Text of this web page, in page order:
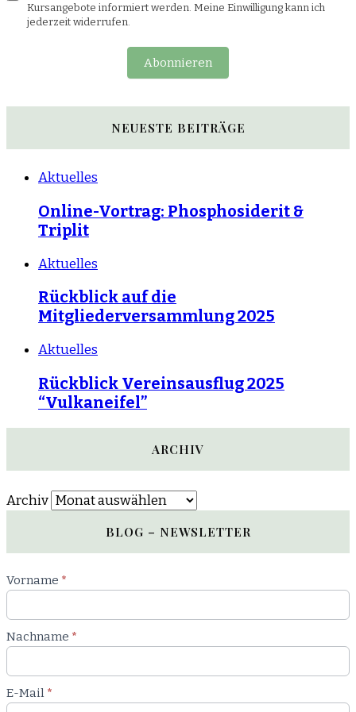
Kursangebote informiert werden. Meine Einwilligung kann ich
jederzeit widerrufen.
Abonnieren
NEUESTE BEITRÄGE
Aktuelles
Online-Vortrag: Phosphosiderit &
Triplit
Aktuelles
Rückblick auf die
Mitgliederversammlung 2025
Aktuelles
Rückblick Vereinsausflug 2025
“Vulkaneifel”
ARCHIV
Archiv
BLOG – NEWSLETTER
Newsletter
Blog
Vorname *
Nachname *
E-Mail *